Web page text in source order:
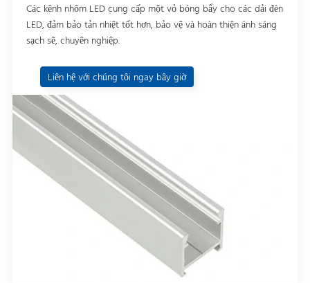
Các kênh nhôm LED cung cấp một vỏ bóng bẩy cho các dải đèn
LED, đảm bảo tản nhiệt tốt hơn, bảo vệ và hoàn thiện ánh sáng
sạch sẽ, chuyên nghiệp.
Liên hệ với chúng tôi ngay bây giờ